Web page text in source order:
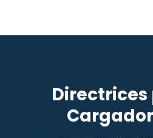
Directrices